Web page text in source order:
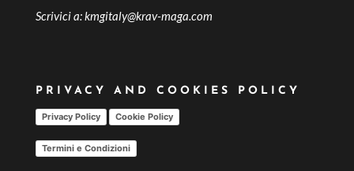
Scrivici a:kmgitaly@krav-maga.com
PRIVACY AND COOKIES POLICY
Privacy Policy Cookie Policy
Termini e Condizioni